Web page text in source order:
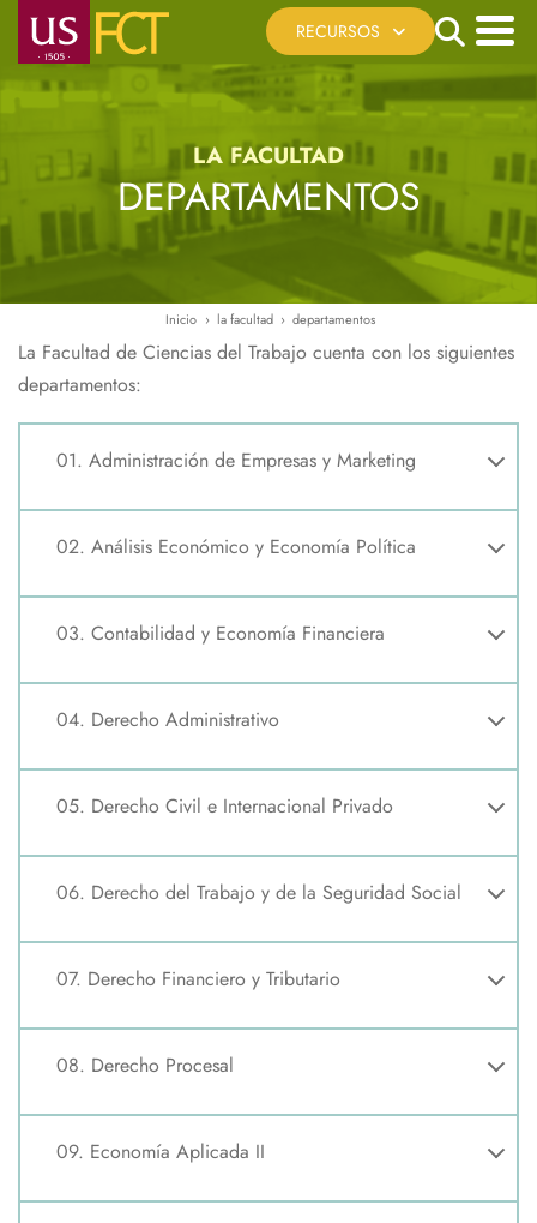
Pasar
contenido
RECURSOS
Cita Previa
Recursos Virtuales
Ayúdanos a mejorar
Search
Menú
LA FACULTAD
DEPARTAMENTOS
de
navegación
Inicio la facultad departamentos
La Facultad de Ciencias del Trabajo cuenta con los siguientes
departamentos:
01. Administración de Empresas y Marketing
02. Análisis Económico y Economía Política
03. Contabilidad y Economía Financiera
04. Derecho Administrativo
05. Derecho Civil e Internacional Privado
06. Derecho del Trabajo y de la Seguridad Social
07. Derecho Financiero y Tributario
08. Derecho Procesal
09. Economía Aplicada II